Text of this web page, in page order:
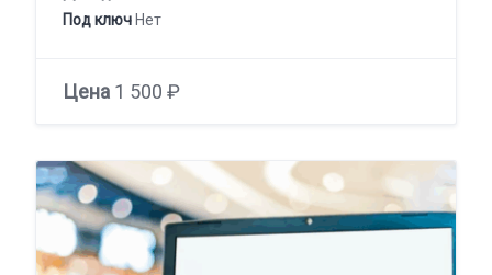
Под ключ Нет
Цена 1 500 ₽